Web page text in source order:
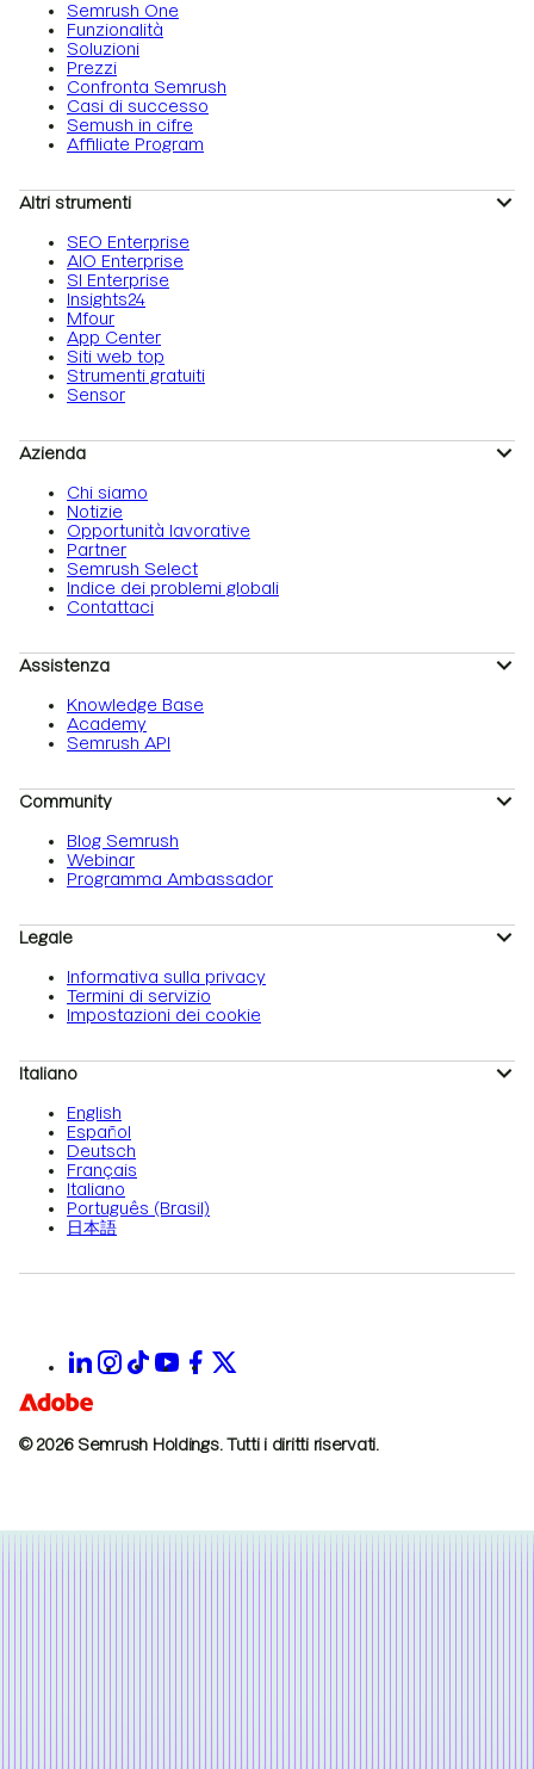
Semrush One
Funzionalità
Soluzioni
Prezzi
Confronta Semrush
Casi di successo
Semush in cifre
Affiliate Program
Altri strumenti
SEO Enterprise
AIO Enterprise
SI Enterprise
Insights24
Mfour
App Center
Siti web top
Strumenti gratuiti
Sensor
Azienda
Chi siamo
Notizie
Opportunità lavorative
Partner
Semrush Select
Indice dei problemi globali
Contattaci
Assistenza
Knowledge Base
Academy
Semrush API
Community
Blog Semrush
Webinar
Programma Ambassador
Legale
Informativa sulla privacy
Termini di servizio
Impostazioni dei cookie
Italiano
English
Español
Deutsch
Français
Italiano
Português (Brasil)
日本語
© 2026 Semrush Holdings. Tutti i diritti riservati.